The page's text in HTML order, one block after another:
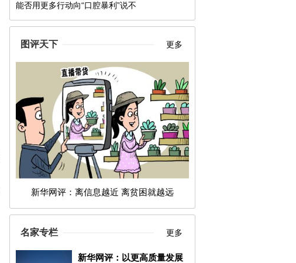
能否用更多行动向“口腔暴利”说不
图评天下 更多
新华网评：离信息越近 离贫困就越远
名家专栏 更多
新华网评：以更高质量发展